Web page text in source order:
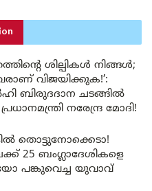
ശില്പികൾ നിങ്ങൾ;
വിജയിക്കുക!’:
ബിരുദദാന ചടങ്ങിൽ
നരേന്ദ്ര മോദി!
തൊട്ടുനോക്കെടാ!
25 ബംഗ്ലാദേശികളെ
പങ്കുവെച്ച യുവാവ്